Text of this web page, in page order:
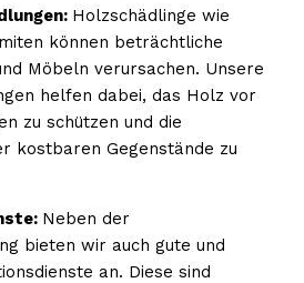
Holzschädlinge wie
können beträchtliche
Möbeln verursachen. Unsere
helfen dabei, das Holz vor
zu schützen und die
kostbaren Gegenstände zu
Neben der
bieten wir auch gute und
an. Diese sind